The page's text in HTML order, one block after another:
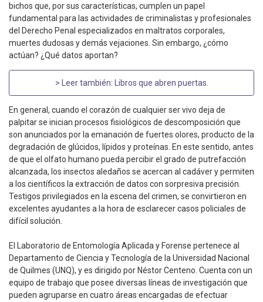
bichos que, por sus características, cumplen un papel
fundamental para las actividades de criminalistas y profesionales
del Derecho Penal especializados en maltratos corporales,
muertes dudosas y demás vejaciones. Sin embargo, ¿cómo
actúan? ¿Qué datos aportan?
> Leer también: Libros que abren puertas
En general, cuando el corazón de cualquier ser vivo deja de
palpitar se inician procesos fisiológicos de descomposición que
son anunciados por la emanación de fuertes olores, producto de la
degradación de glúcidos, lípidos y proteínas. En este sentido, antes
de que el olfato humano pueda percibir el grado de putrefacción
alcanzada, los insectos aledaños se acercan al cadáver y permiten
a los científicos la extracción de datos con sorpresiva precisión.
Testigos privilegiados en la escena del crimen, se convirtieron en
excelentes ayudantes a la hora de esclarecer casos policiales de
difícil solución.
El Laboratorio de Entomología Aplicada y Forense pertenece al
Departamento de Ciencia y Tecnología de la Universidad Nacional
de Quilmes (UNQ), y es dirigido por Néstor Centeno. Cuenta con un
equipo de trabajo que posee diversas líneas de investigación que
pueden agruparse en cuatro áreas encargadas de efectuar